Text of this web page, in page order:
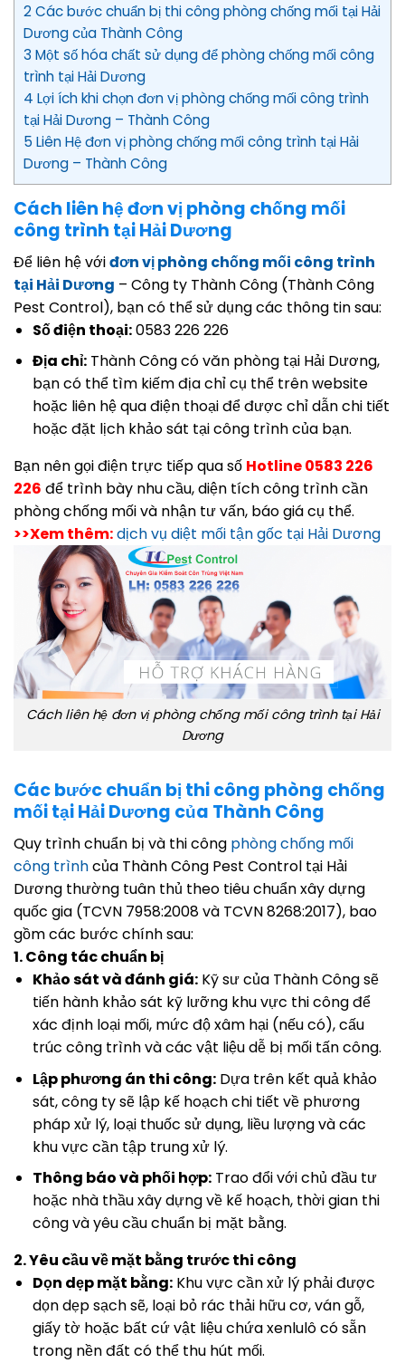
2 Các bước chuẩn bị thi công phòng chống mối tại Hải
Dương của Thành Công
3 Một số hóa chất sử dụng để phòng chống mối công
trình tại Hải Dương
4 Lợi ích khi chọn đơn vị phòng chống mối công trình
tại Hải Dương – Thành Công
5 Liên Hệ đơn vị phòng chống mối công trình tại Hải
Dương – Thành Công
Cách liên hệ đơn vị phòng chống mối
công trình tại Hải Dương
Để liên hệ vớiđơn vị phòng chống mối công trình
tại Hải Dương – Công ty Thành Công (Thành Công
Pest Control), bạn có thể sử dụng các thông tin sau:
Số điện thoại:0583 226 226
Địa chỉ:Thành Công có văn phòng tại Hải Dương,
bạn có thể tìm kiếm địa chỉ cụ thể trên website
hoặc liên hệ qua điện thoại để được chỉ dẫn chi tiết
hoặc đặt lịch khảo sát tại công trình của bạn.
Bạn nên gọi điện trực tiếp qua số Hotline 0583 226
226 để trình bày nhu cầu, diện tích công trình cần
phòng chống mối và nhận tư vấn, báo giá cụ thể.
>>Xem thêm:dịch vụ diệt mối tận gốc tại Hải Dương
Cách liên hệ đơn vị phòng chống mối công trình tại Hải
Dương
Các bước chuẩn bị thi công phòng chống
mối tại Hải Dương của Thành Công
Quy trình chuẩn bị và thi công phòng chống mối
công trìnhcủa Thành Công Pest Control tại Hải
Dương thường tuân thủ theo tiêu chuẩn xây dựng
quốc gia (TCVN 7958:2008 và TCVN 8268:2017), bao
gồm các bước chính sau:
1. Công tác chuẩn bị
Khảo sát và đánh giá:Kỹ sư của Thành Công sẽ
tiến hành khảo sát kỹ lưỡng khu vực thi công để
xác định loại mối, mức độ xâm hại (nếu có), cấu
trúc công trình và các vật liệu dễ bị mối tấn công.
Lập phương án thi công:Dựa trên kết quả khảo
sát, công ty sẽ lập kế hoạch chi tiết về phương
pháp xử lý, loại thuốc sử dụng, liều lượng và các
khu vực cần tập trung xử lý.
Thông báo và phối hợp:Trao đổi với chủ đầu tư
hoặc nhà thầu xây dựng về kế hoạch, thời gian thi
công và yêu cầu chuẩn bị mặt bằng.
2. Yêu cầu về mặt bằng trước thi công
Dọn dẹp mặt bằng:Khu vực cần xử lý phải được
dọn dẹp sạch sẽ, loại bỏ rác thải hữu cơ, ván gỗ,
giấy tờ hoặc bất cứ vật liệu chứa xenlulô có sẵn
trong nền đất có thể thu hút mối.